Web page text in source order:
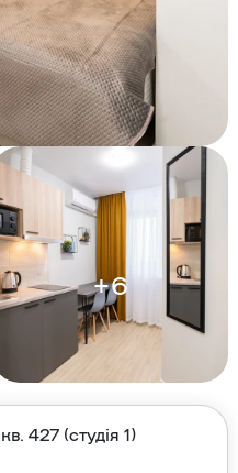
427 (студія 1)
+6